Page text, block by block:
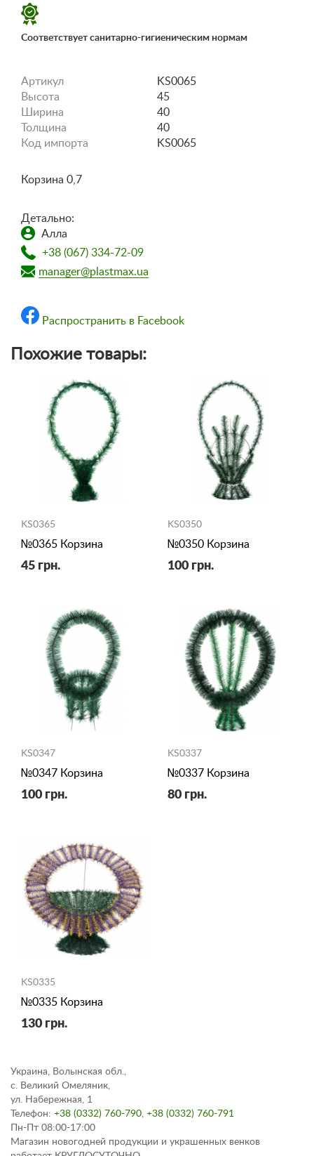
Соответствует санитарно-гигиеническим нормам
Артикул
KS0065
Высота
45
Ширина
40
Толщина
40
Код импорта
KS0065
Корзина 0,7
Детально:
Алла
+38 (067) 334-72-09
manager@plastmax.ua
Распространить в Facebook
Похожие товары:
KS0365
№0365 Корзина
45 грн.
KS0350
№0350 Корзина
100 грн.
KS0347
№0347 Корзина
100 грн.
KS0337
№0337 Корзина
80 грн.
KS0335
№0335 Корзина
130 грн.
Украина, Волынская обл.,
с. Великий Омеляник,
ул. Набережная, 1
Телефон: +38 (0332) 760-790, +38 (0332) 760-791
Пн-Пт 08:00-17:00
Магазин новогодней продукции и украшенных венков